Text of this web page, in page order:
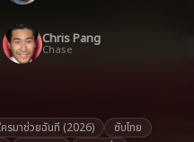
Chris Pang
Chase
รมาช่วยฉันที (2026)
ซับไทย